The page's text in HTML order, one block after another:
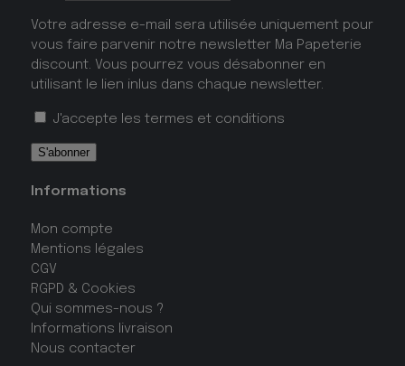
Votre adresse e-mail sera utilisée uniquement pour
vous faire parvenir notre newsletter Ma Papeterie
discount. Vous pourrez vous désabonner en
utilisant le lien inlus dans chaque newsletter.
J'accepte les termes et conditions
Informations
Mon compte
Mentions légales
CGV
RGPD & Cookies
Qui sommes-nous ?
Informations livraison
Nous contacter